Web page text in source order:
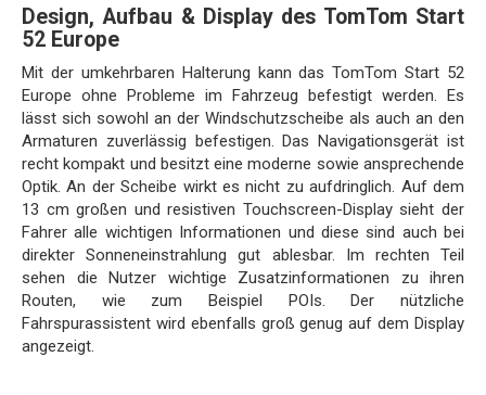
Design, Aufbau & Display des TomTom Start
52 Europe
Mit der umkehrbaren Halterung kann das TomTom Start 52
Europe ohne Probleme im Fahrzeug befestigt werden. Es
lässt sich sowohl an der Windschutzscheibe als auch an den
Armaturen zuverlässig befestigen. Das Navigationsgerät ist
recht kompakt und besitzt eine moderne sowie ansprechende
Optik. An der Scheibe wirkt es nicht zu aufdringlich. Auf dem
13 cm großen und resistiven Touchscreen-Display sieht der
Fahrer alle wichtigen Informationen und diese sind auch bei
direkter Sonneneinstrahlung gut ablesbar. Im rechten Teil
sehen die Nutzer wichtige Zusatzinformationen zu ihren
Routen, wie zum Beispiel POIs. Der nützliche
Fahrspurassistent wird ebenfalls groß genug auf dem Display
angezeigt.